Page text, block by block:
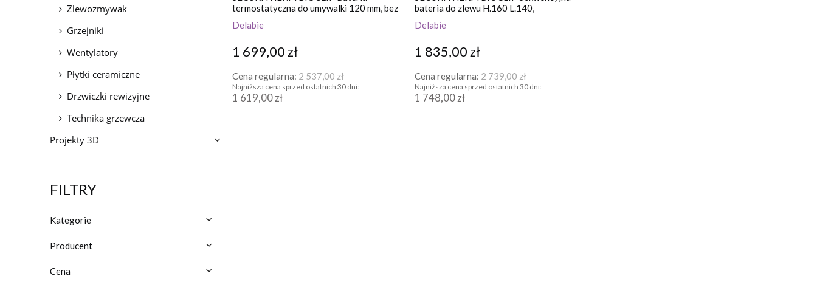
Zlewozmywak
Grzejniki
Wentylatory
Płytki ceramiczne
Drzwiczki rewizyjne
Technika grzewcza
Projekty 3D
FILTRY
Kategorie
Producent
Cena
termostatyczna do umywalki 120 mm, bez
Delabie
1 699,00 zł
Cena regularna: 2 537,00 zł
Najniższa cena sprzed ostatnich 30 dni:
1 619,00 zł
bateria do zlewu H.160 L.140,
Delabie
1 835,00 zł
Cena regularna: 2 739,00 zł
Najniższa cena sprzed ostatnich 30 dni:
1 748,00 zł